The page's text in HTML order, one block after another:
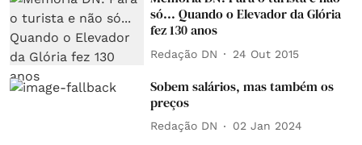
só... Quando o Elevador da Glória
fez 130 anos
Redação DN 24 Out 2015
Sobem salários, mas também os
preços
Redação DN 02 Jan 2024